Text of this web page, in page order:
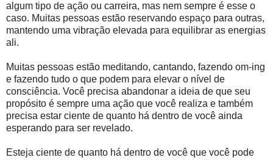
algum tipo de ação ou carreira, mas nem sempre é esse o
caso. Muitas pessoas estão reservando espaço para outras,
mantendo uma vibração elevada para equilibrar as energias
ali.
Muitas pessoas estão meditando, cantando, fazendo om-ing
e fazendo tudo o que podem para elevar o nível de
consciência. Você precisa abandonar a ideia de que seu
propósito é sempre uma ação que você realiza e também
precisa estar ciente de quanto há dentro de você ainda
esperando para ser revelado.
Esteja ciente de quanto há dentro de você que você pode